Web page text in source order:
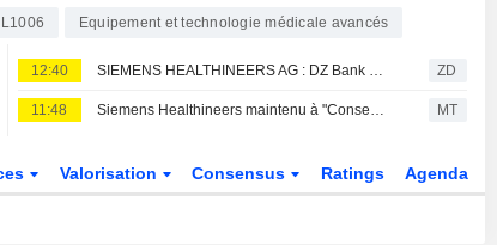
Equipement et technologie médicale avancés
12:40 SIEMENS HEALTHINEERS AG : DZ Bank réitère son opinion positive sur le titre ZD
11:48 Siemens Healthineers maintenu à "Conserver" par Berenberg après des résultats "mixtes" au troisième trimestre MT
Valorisation Consensus Ratings Agenda